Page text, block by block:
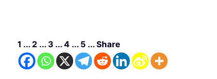
1 ... 2 ... 3 ... 4 ... 5 ... Share